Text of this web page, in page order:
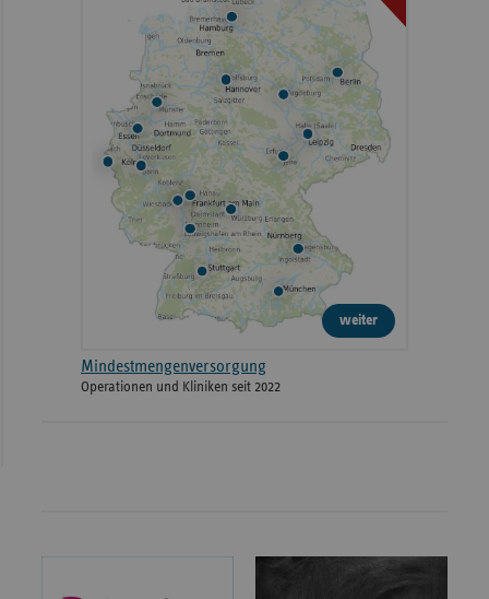
weiter
Mindestmengenversorgung
Operationen und Kliniken seit 2022